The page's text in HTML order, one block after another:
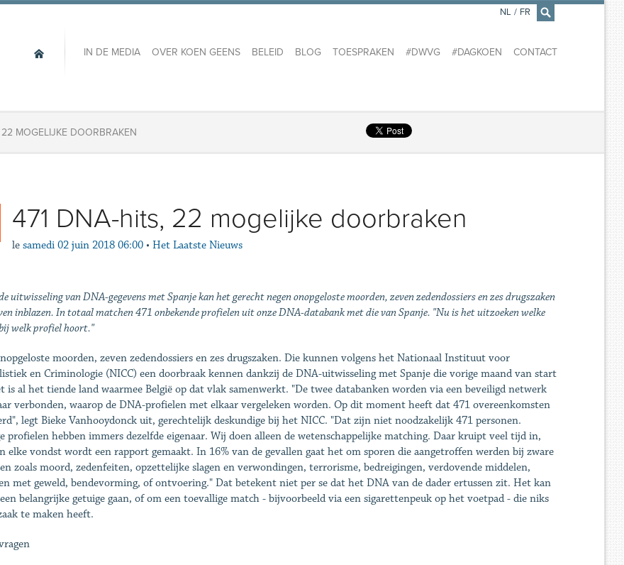
×
IN DE MEDIA OVER KOEN GEENS BELEID BLOG TOESPRAKEN #DWVG #DAGKOEN CONTACT
NL / FR
MOGELIJKE DOORBRAKEN
471 DNA-hits, 22 mogelijke doorbraken
le samedi 02 juin 2018 06:00 • Het Laatste Nieuws
uitwisseling van DNA-gegevens met Spanje kan het gerecht negen onopgeloste moorden, zeven zedendossiers en zes drugszaken
inblazen. In totaal matchen 471 onbekende profielen uit onze DNA-databank met die van Spanje. "Nu is het uitzoeken welke
welk profiel hoort."
moorden, zeven zedendossiers en zes drugszaken. Die kunnen volgens het Nationaal Instituut voor
en Criminologie (NICC) een doorbraak kennen dankzij de DNA-uitwisseling met Spanje die vorige maand van start
is al het tiende land waarmee België op dat vlak samenwerkt. "De twee databanken worden via een beveiligd netwerk
verbonden, waarop de DNA-profielen met elkaar vergeleken worden. Op dit moment heeft dat 471 overeenkomsten
legt Bieke Vanhooydonck uit, gerechtelijk deskundige bij het NICC. "Dat zijn niet noodzakelijk 471 personen.
profielen hebben immers dezelfde eigenaar. Wij doen alleen de wetenschappelijke matching. Daar kruipt veel tijd in,
elke vondst wordt een rapport gemaakt. In 16% van de gevallen gaat het om sporen die aangetroffen werden bij zware
zoals moord, zedenfeiten, opzettelijke slagen en verwondingen, terrorisme, bedreigingen, verdovende middelen,
met geweld, bendevorming, of ontvoering." Dat betekent niet per se dat het DNA van de dader ertussen zit. Het kan
belangrijke getuige gaan, of om een toevallige match - bijvoorbeeld via een sigarettenpeuk op het voetpad - die niks
te maken heeft.